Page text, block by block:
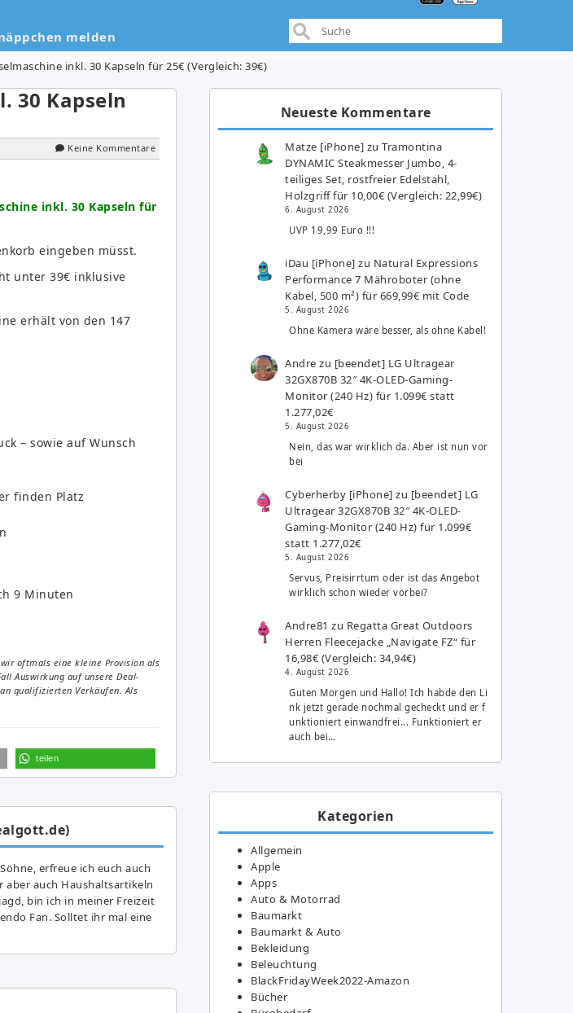
melden
inkl. 30 Kapseln für 25€ (Vergleich: 39€)
30 Kapseln
Keine Kommentare
inkl. 30 Kapseln für
eingeben müsst.
unter 39€ inklusive
erhält von den 147
– sowie auf Wunsch
finden Platz
9 Minuten
oftmals eine kleine Provision als
Auswirkung auf unsere Deal-
qualifizierten Verkäufen. Als
teilen
erfreue ich euch auch
aber auch Haushaltsartikeln
bin ich in meiner Freizeit
Fan. Solltet ihr mal eine
Neueste Kommentare
Matze [iPhone] zuTramontina
DYNAMIC Steakmesser Jumbo, 4-
teiliges Set, rostfreier Edelstahl,
Holzgriff für 10,00€ (Vergleich: 22,99€)
6. August 2026
UVP 19,99 Euro !!!
iDau [iPhone] zu Natural Expressions
Performance 7 Mähroboter (ohne
Kabel, 500 m²) für 669,99€ mit Code
5. August 2026
Ohne Kamera wäre besser, als ohne Kabel!
Andre zu [beendet] LG Ultragear
32GX870B 32″ 4K-OLED-Gaming-
Monitor (240 Hz) für 1.099€ statt
1.277,02€
5. August 2026
Nein, das war wirklich da. Aber ist nun vor
bei
Cyberherby [iPhone] zu [beendet] LG
Ultragear 32GX870B 32″ 4K-OLED-
Gaming-Monitor (240 Hz) für 1.099€
statt 1.277,02€
5. August 2026
Servus, Preisirrtum oder ist das Angebot
wirklich schon wieder vorbei?
Andre81 zu Regatta Great Outdoors
Herren Fleecejacke „Navigate FZ“ für
16,98€ (Vergleich: 34,94€)
4. August 2026
Guten Morgen und Hallo! Ich habde den Li
nk jetzt gerade nochmal gecheckt und er f
unktioniert einwandfrei... Funktioniert er
auch bei…
Kategorien
Allgemein
Apple
Apps
Auto & Motorrad
Baumarkt
Baumarkt & Auto
Bekleidung
Beleuchtung
BlackFridayWeek2022-Amazon
Bücher